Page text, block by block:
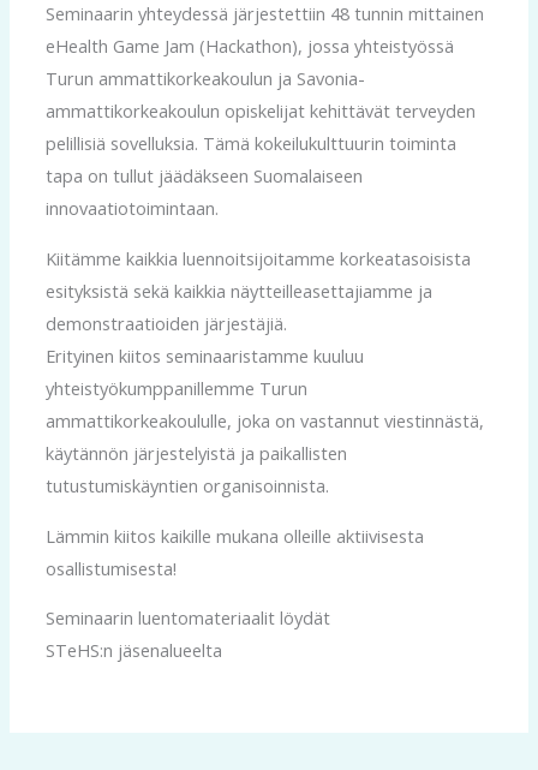
Seminaarin yhteydessä järjestettiin 48 tunnin mittainen
eHealth Game Jam (Hackathon), jossa yhteistyössä
Turun ammattikorkeakoulun ja Savonia-
ammattikorkeakoulun opiskelijat kehittävät terveyden
pelillisiä sovelluksia. Tämä kokeilukulttuurin toiminta
tapa on tullut jäädäkseen Suomalaiseen
innovaatiotoimintaan.
Kiitämme kaikkia luennoitsijoitamme korkeatasoisista
esityksistä sekä kaikkia näytteilleasettajiamme ja
demonstraatioiden järjestäjiä.
Erityinen kiitos seminaaristamme kuuluu
yhteistyökumppanillemme Turun
ammattikorkeakoululle, joka on vastannut viestinnästä,
käytännön järjestelyistä ja paikallisten
tutustumiskäyntien organisoinnista.
Lämmin kiitos kaikille mukana olleille aktiivisesta
osallistumisesta!
Seminaarin luentomateriaalit löydät
STeHS:n jäsenalueelta